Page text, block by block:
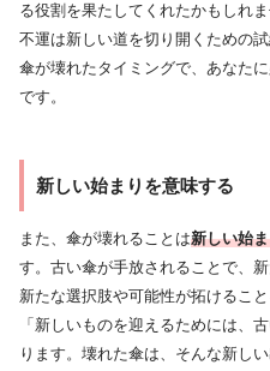
る役割を果たしてくれたかもしれ
不運は新しい道を切り開くための
傘が壊れたタイミングで、あなた
です。
新しい始まりを意味する
また、傘が壊れることは新しい始
す。古い傘が手放されることで、
新たな選択肢や可能性が拓けるこ
「新しいものを迎えるためには、
ります。壊れた傘は、そんな新し